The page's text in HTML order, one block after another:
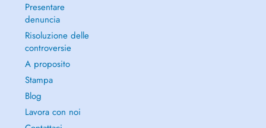
Presentare
denuncia
Risoluzione delle
controversie
A proposito
Stampa
Blog
Lavora con noi